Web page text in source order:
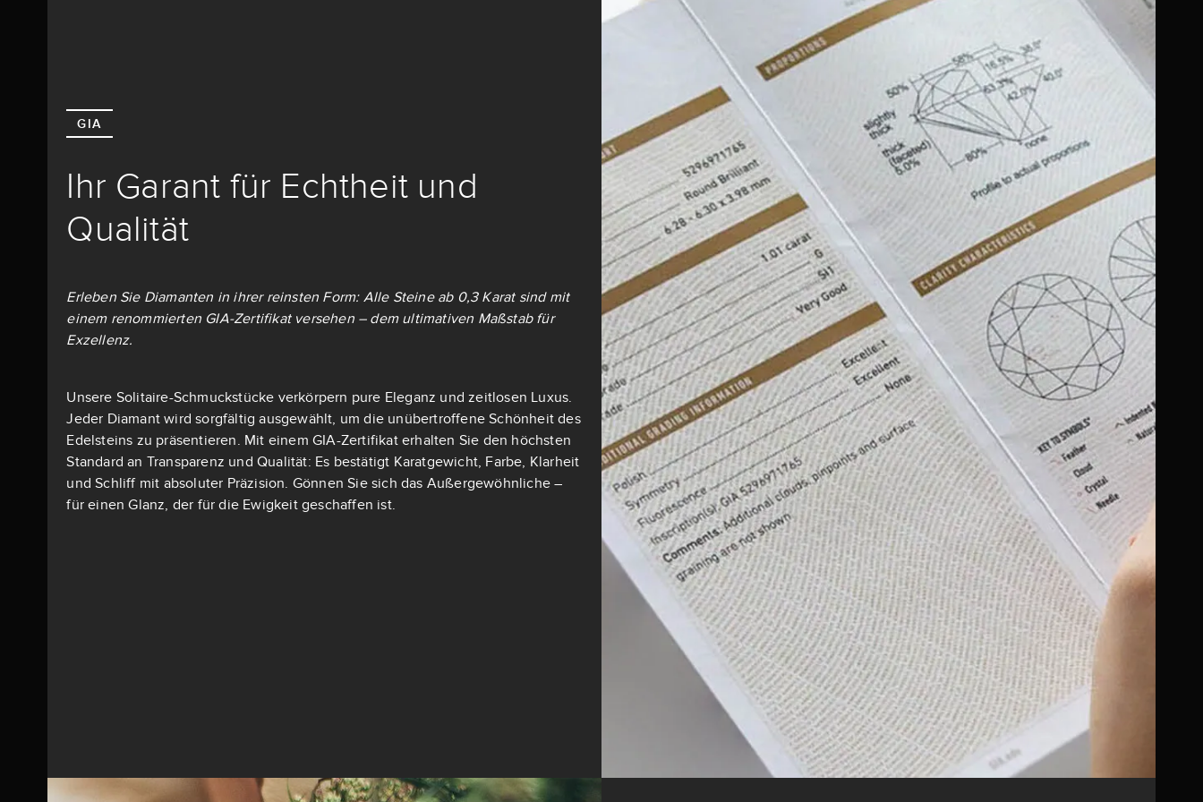
GIA
Ihr Garant für Echtheit und
Qualität
Erleben Sie Diamanten in ihrer reinsten Form: Alle Steine ab 0,3 Karat sind mit
einem renommierten GIA-Zertifikat versehen – dem ultimativen Maßstab für
Exzellenz.
Unsere Solitaire-Schmuckstücke verkörpern pure Eleganz und zeitlosen Luxus.
Jeder Diamant wird sorgfältig ausgewählt, um die unübertroffene Schönheit des
Edelsteins zu präsentieren. Mit einem GIA-Zertifikat erhalten Sie den höchsten
Standard an Transparenz und Qualität: Es bestätigt Karatgewicht, Farbe, Klarheit
und Schliff mit absoluter Präzision. Gönnen Sie sich das Außergewöhnliche –
für einen Glanz, der für die Ewigkeit geschaffen ist.